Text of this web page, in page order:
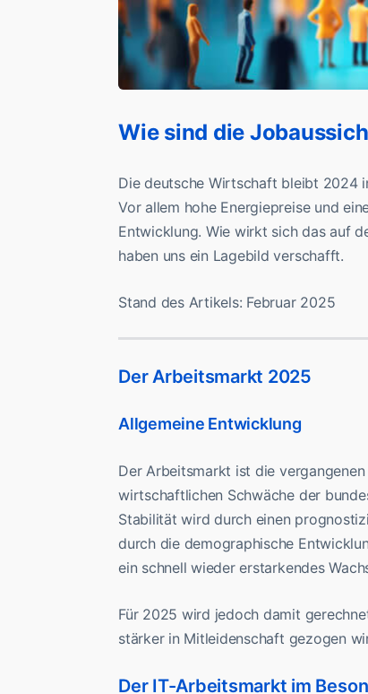
Wie sind die
Die deutsche Wirtschaft bleibt 2024
Vor allem hohe Energiepreise und
Entwicklung. Wie wirkt sich das auf
haben uns ein Lagebild verschafft.
Stand des Artikels: Februar 2025
Der Arbeitsmarkt 2025
Allgemeine Entwicklung
Der Arbeitsmarkt ist die
wirtschaftlichen Schwäche der
Stabilität wird durch einen
durch die demographische
ein schnell wieder erstarkendes
Für 2025 wird jedoch damit
stärker in Mitleidenschaft gezogen
Der IT-Arbeitsmarkt im